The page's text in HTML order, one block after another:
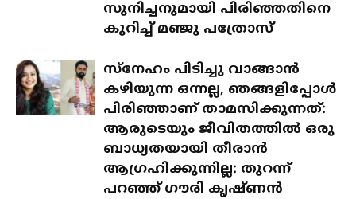
സുനിച്ചനുമായി പിരിഞ്ഞതിനെ
കുറിച്ച് മഞ്ജു പത്രോസ്
സ്‌നേഹം പിടിച്ചു വാങ്ങാൻ
കഴിയുന്ന ഒന്നല്ല, ഞങ്ങളിപ്പോൾ
പിരിഞ്ഞാണ് താമസിക്കുന്നത്:
ആരുടെയും ജീവിതത്തിൽ ഒരു
ബാധ്യതയായി തീരാൻ
ആഗ്രഹിക്കുന്നില്ല: തുറന്ന്
പറഞ്ഞ് ഗൗരി കൃഷ്ണൻ